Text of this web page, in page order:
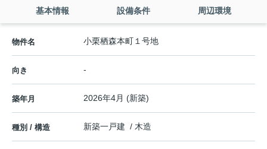
基本情報 設備条件 周辺環境
物件名 小栗栖森本町１号地
向き -
築年月 2026年4月 (新築)
種別 / 構造 新築一戸建 / 木造